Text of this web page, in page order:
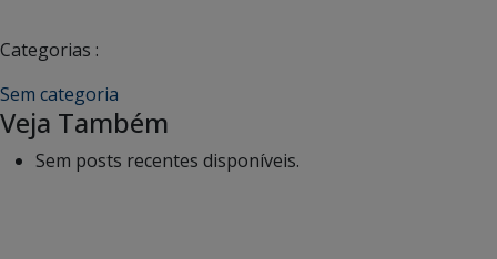
Categorias :
Sem categoria
Veja Também
Sem posts recentes disponíveis.